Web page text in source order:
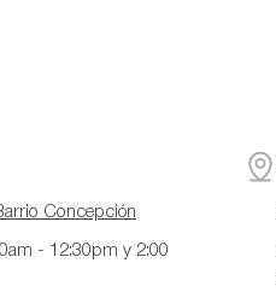
Concepción
- 12:30pm y 2:00